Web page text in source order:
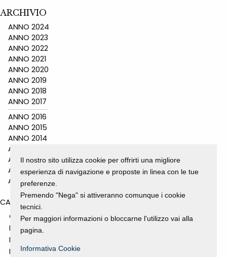
ARCHIVIO
ANNO 2024
ANNO 2023
ANNO 2022
ANNO 2021
ANNO 2020
ANNO 2019
ANNO 2018
ANNO 2017
ANNO 2016
ANNO 2015
ANNO 2014
ANNO 2011
ANNO 2010
ANNO 2009
ANNO 2008
CATEGORIES
GALLERY
MOSTRE E EVENTI
NEWS
PROGETTI SOSTENUTI
Il nostro sito utilizza cookie per offrirti una migliore
esperienza di navigazione e proposte in linea con le tue
preferenze.
Premendo "Nega" si attiveranno comunque i cookie
tecnici.
Per maggiori informazioni o bloccarne l'utilizzo vai alla
pagina.
Informativa Cookie